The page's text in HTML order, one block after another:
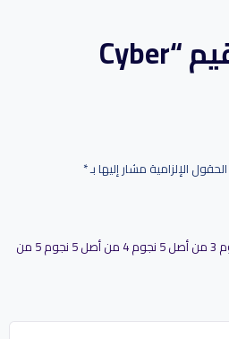
كن أول من يقيم “Cyber
الحقول الإلزامية مشار إليها بـ*
3 من أصل 5 نجوم 4 من أصل 5 نجوم
5 من